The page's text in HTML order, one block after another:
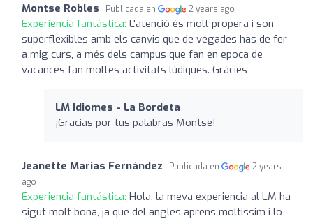
Montse Robles Publicada en 2 years ago
Experiencia fantástica: L'atenció és molt propera i son
superflexibles amb els canvis que de vegades has de fer
a mig curs, a més dels campus que fan en epoca de
vacances fan moltes activitats lúdiques. Gràcies
LM Idiomes - La Bordeta
¡Gracias por tus palabras Montse!
Jeanette Marias Fernández Publicada en
2 years
ago
Experiencia fantástica: Hola, la meva experiencia al LM ha
sigut molt bona, ja que del angles aprens moltissim i lo